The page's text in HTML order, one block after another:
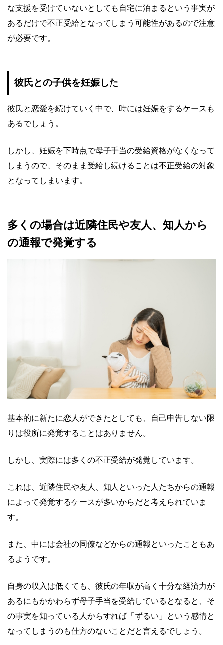
な支援を受けていないとしても自宅に泊まるという事実が
あるだけで不正受給となってしまう可能性があるので注意
が必要です。
彼氏との子供を妊娠した
彼氏と恋愛を続けていく中で、時には妊娠をするケースも
あるでしょう。
しかし、妊娠を下時点で母子手当の受給資格がなくなって
しまうので、そのまま受給し続けることは不正受給の対象
となってしまいます。
多くの場合は近隣住民や友人、知人から
の通報で発覚する
基本的に新たに恋人ができたとしても、自己申告しない限
りは役所に発覚することはありません。
しかし、実際には多くの不正受給が発覚しています。
これは、近隣住民や友人、知人といった人たちからの通報
によって発覚するケースが多いからだと考えられていま
す。
また、中には会社の同僚などからの通報といったこともあ
るようです。
自身の収入は低くても、彼氏の年収が高く十分な経済力が
あるにもかかわらず母子手当を受給しているとなると、そ
の事実を知っている人からすれば「ずるい」という感情と
なってしまうのも仕方のないことだと言えるでしょう。